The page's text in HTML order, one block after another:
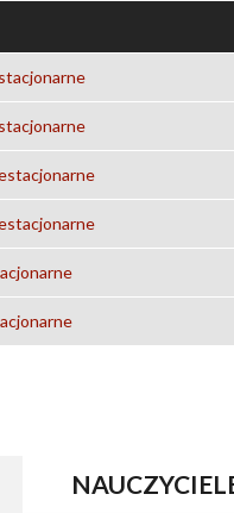
(AKTYWNA KARTA)